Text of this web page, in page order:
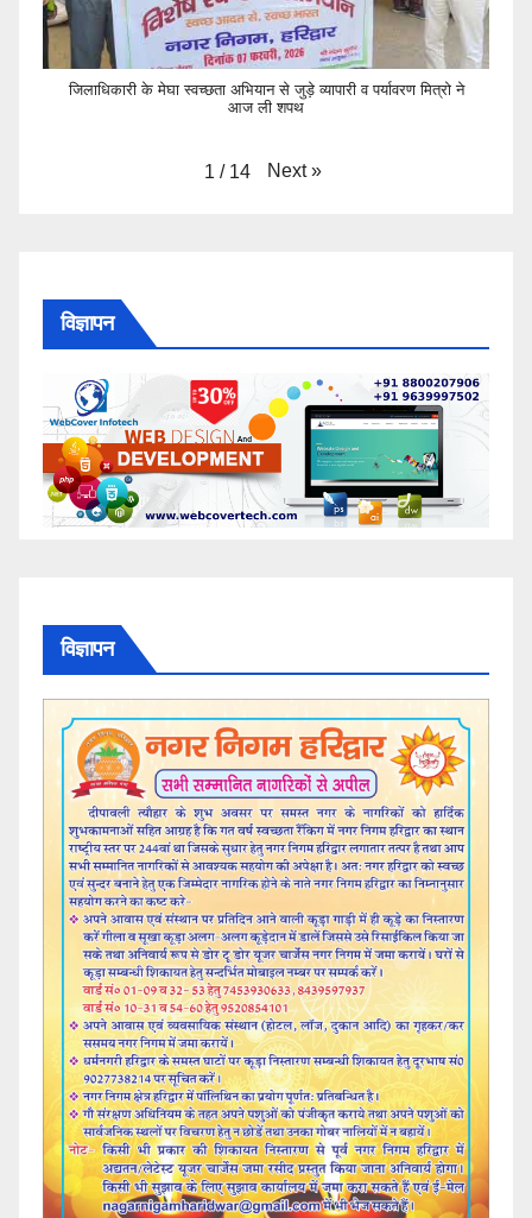
जिलाधिकारी के मेघा स्वच्छता अभियान से जुड़े व्यापारी व पर्यावरण मित्रो ने
आज ली शपथ
1 / 14 Next »
विज्ञापन
विज्ञापन